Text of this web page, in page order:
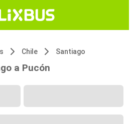
Chile Santiago
a Pucón